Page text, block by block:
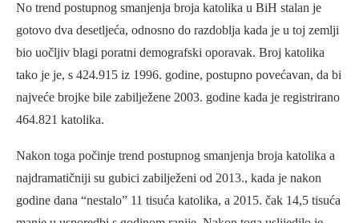
No trend postupnog smanjenja broja katolika u BiH stalan je
gotovo dva desetljeća, odnosno do razdoblja kada je u toj zemlji
bio uočljiv blagi poratni demografski oporavak. Broj katolika
tako je je, s 424.915 iz 1996. godine, postupno povećavan, da bi
najveće brojke bile zabilježene 2003. godine kada je registrirano
464.821 katolika.
Nakon toga počinje trend postupnog smanjenja broja katolika a
najdramatičniji su gubici zabilježeni od 2013., kada je nakon
godine dana “nestalo” 11 tisuća katolika, a 2015. čak 14,5 tisuća